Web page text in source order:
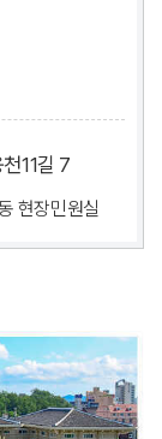
11길 7
현장민원실